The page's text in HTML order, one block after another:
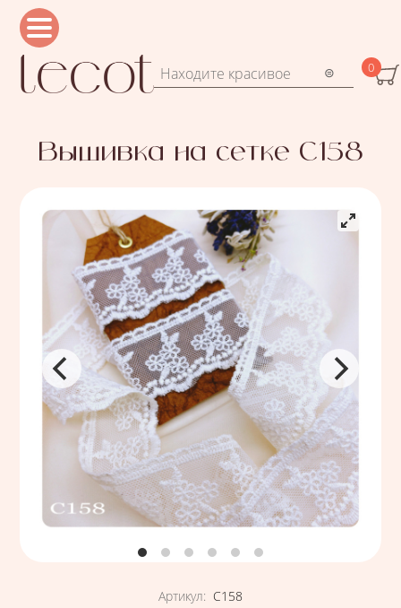
Перейти к основному содержанию
Форма поиска
Поиск 0
Вышивка на сетке С158
Артикул: С158